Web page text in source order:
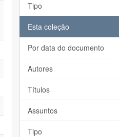
Tipo
Esta coleção
Por data do documento
Autores
Títulos
Assuntos
Tipo